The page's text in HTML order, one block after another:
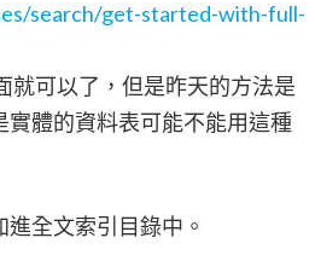
search/get-started-with-full-
就可以了，但是昨天的方法是
體的資料表可能不能用這種
全文索引目錄中。